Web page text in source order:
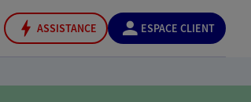
ASSISTANCE ESPACE CLIENT